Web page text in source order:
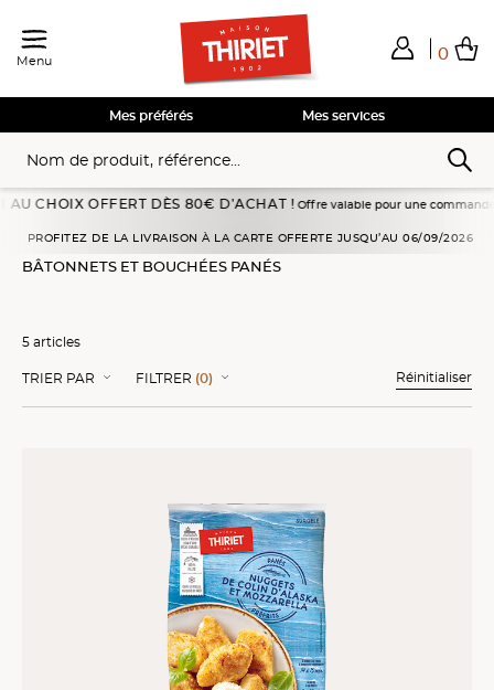
Menu 0
Total de mes achats
Voir mon panier
Voir mon panier
Voir mon panier
Voir mon panier
Mes services
Mes préférés
OFFERT DÈS 80€ D’ACHAT !Offre valable pour une commande
PROFITEZ DE LA LIVRAISON À LA CARTE OFFERTE JUSQU’AU 06/09/2026
BÂTONNETS ET BOUCHÉES PANÉS
5 articles
TRIER PAR FILTRER (0) Réinitialiser